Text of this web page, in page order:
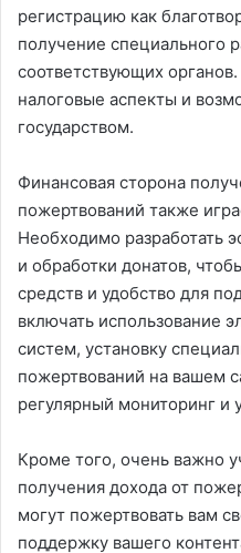
регистрацию как
получение специального
соответствующих
налоговые аспекты и
государством.
Финансовая сторона
пожертвований также
Необходимо разработать
и обработки донатов,
средств и удобство для
включать использование
систем, установку
пожертвований на вашем
регулярный мониторинг и
Кроме того, очень важно
получения дохода от
могут пожертвовать вам
поддержку вашего